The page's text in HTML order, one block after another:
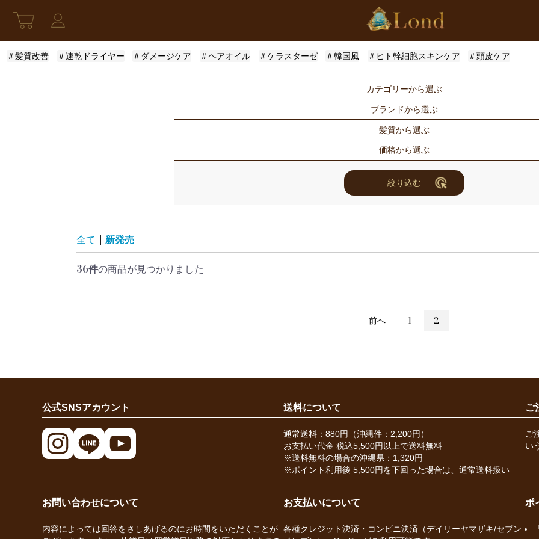
＃髪質改善 ＃速乾ドライヤー ＃ダメージケア ＃ヘアオイル ＃ケラスターゼ ＃韓国風 ＃ヒト幹細胞スキンケア ＃頭皮ケア
カテゴリーから選ぶ
新発売 シャンプー
トリートメ
アウトバストリートメント
ドライヤー・ヘアアイロン
スタイリング
スキンケア
for Men
メンズスタ
ヘアアレンジ
セット商品
ブランドから選ぶ
指定なし Londオリジナル
ケラスターゼ
モロッカンオイル
ルベル
アリミノ
ナンバースリー
髪質から選ぶ
ふんわり ハリ・コシ
ウェット
ツヤ
価格から選ぶ
〜3000円 絞り込む
全て | 新発売
36件の商品が見つかりました
前へ 1 2
公式SNSアカウント 送料について
通常送料：880円（沖縄件：2,200円）
お支払い代金 税込5,500円以上で送料無料
※送料無料の場合の沖縄県：1,320円
※ポイント利用後 5,500円を下回った場合は、通常送料扱い
ご
ご
い
お問い合わせについて
内容によっては回答をさしあげるのにお時間をいただくことが
お支払いについて
各種クレジット決済・コンビニ決済（デイリーヤマザキ/セブン
ポ